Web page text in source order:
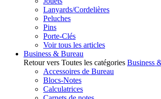
Lanyards/Cordelières
Peluches
Pins
Porte-Clés
Voir tous les articles
Business & Bureau
Retour vers Toutes les catégories Business
Accessoires de Bureau
Blocs-Notes
Calculatrices